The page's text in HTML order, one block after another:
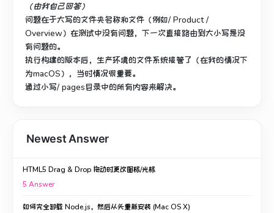
（由我自己回答）
问题在于大写的文件夹名称和文件（例如/ Product /
Overview）在测试中没有问题，下一次直接路由到大小写是没
有问题的。
执行构建的版本后，生产环境的文件系统接管了（在我的情况下
为macOS），当时情况很重要。
通过小写/ pages目录中的所有内容来解决。
Newest Answer
HTML5 Drag & Drop 拖动时更改图标/光标
5 Answer
如何完全卸载 Node.js，然后从头重新安装 (Mac OS X)